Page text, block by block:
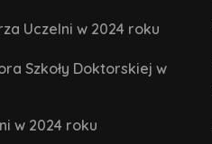
Uczelni w 2024 roku
Szkoły Doktorskiej w
w 2024 roku